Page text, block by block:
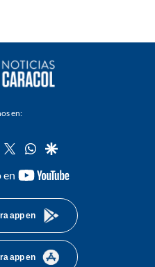
en:
instagram
twitterwhatsapp
google
en
youtube-
app en
app en